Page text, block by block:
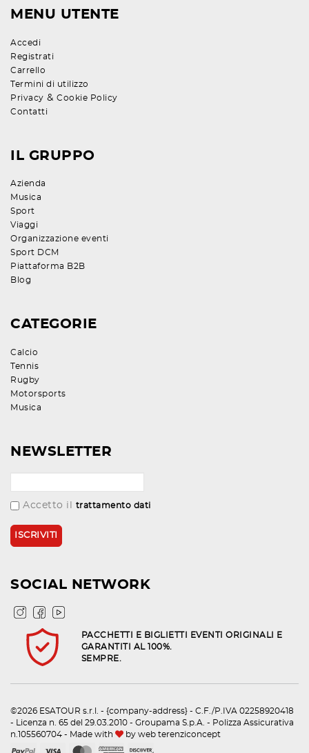
MENU UTENTE
Accedi
Registrati
Carrello
Termini di utilizzo
Privacy & Cookie Policy
Contatti
IL GRUPPO
Azienda
Musica
Sport
Viaggi
Organizzazione eventi
Sport DCM
Piattaforma B2B
Blog
CATEGORIE
Calcio
Tennis
Rugby
Motorsports
Musica
NEWSLETTER
Accetto il trattamento dati
SOCIAL NETWORK
PACCHETTI E BIGLIETTI EVENTI ORIGINALI E
GARANTITI AL 100%.
SEMPRE.
©2026 ESATOUR s.r.l. - {company-address} - C.F./P.IVA 02258920418
- Licenza n. 65 del 29.03.2010 - Groupama S.p.A. - Polizza Assicurativa
n.105560704 - Made with
by web terenziconcept